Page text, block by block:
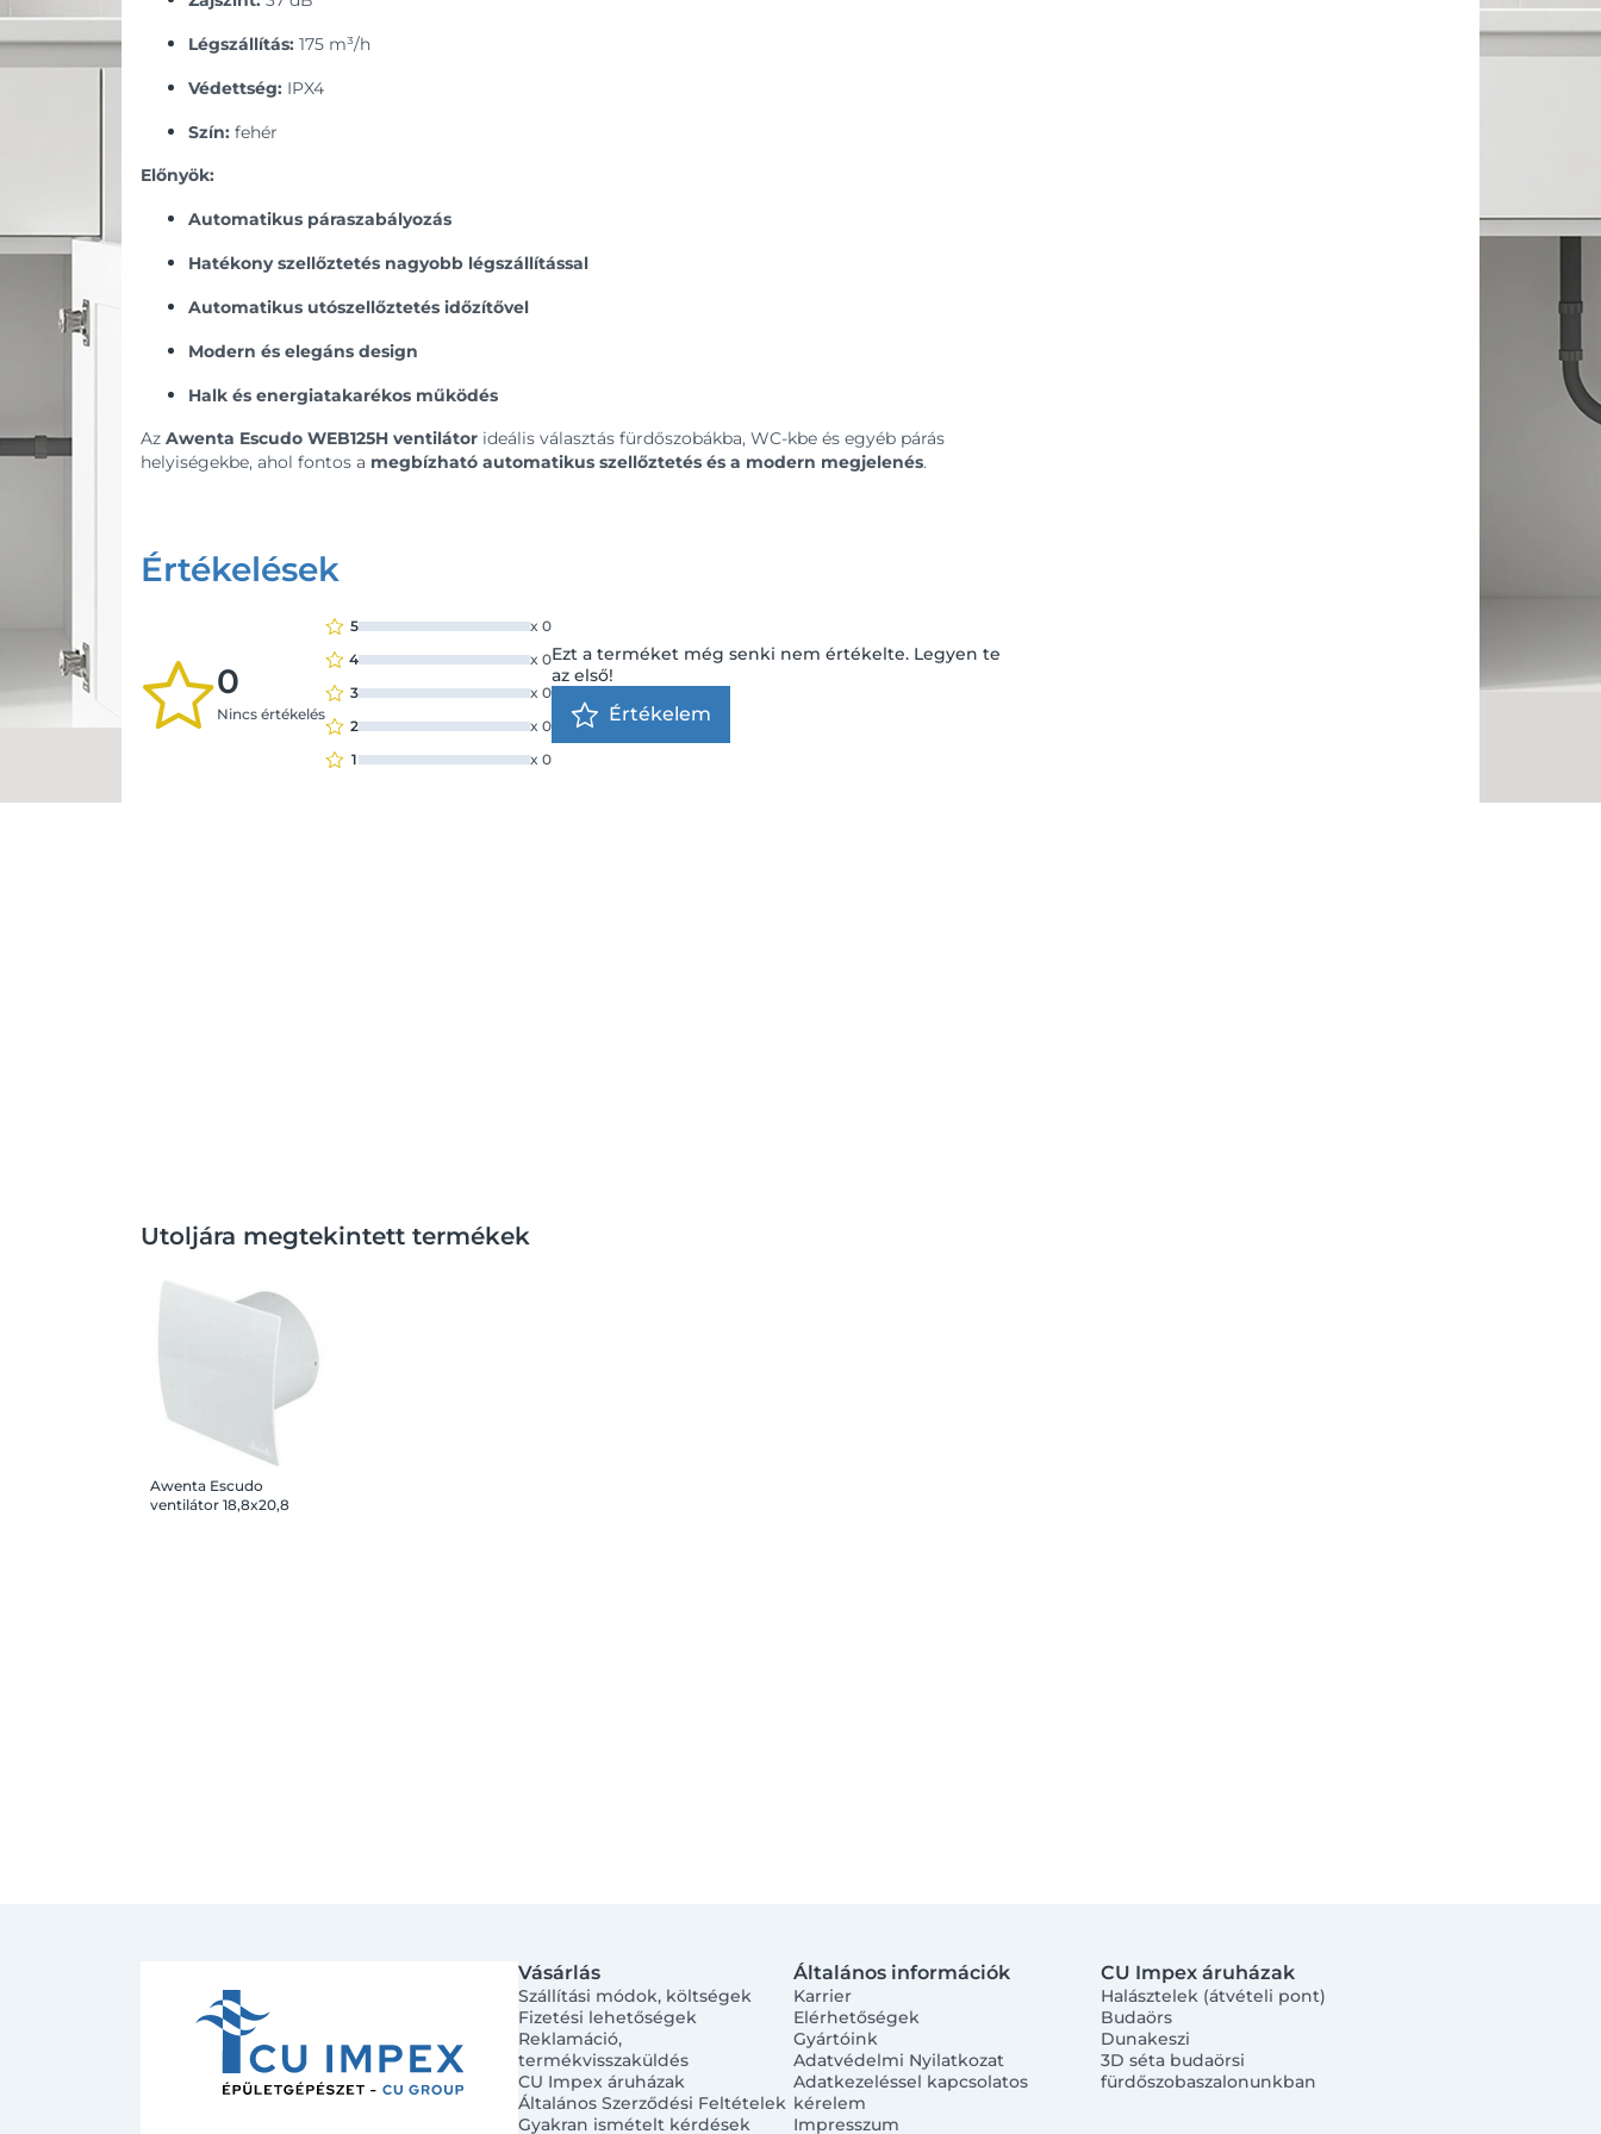
Légszállítás: 175 m³/h
Védettség: IPX4
Szín: fehér
Előnyök:
Automatikus páraszabályozás
Hatékony szellőztetés nagyobb légszállítással
Automatikus utószellőztetés időzítővel
Modern és elegáns design
Halk és energiatakarékos működés
Az Awenta Escudo WEB125H ventilátor ideális választás fürdőszobákba, WC-kbe és egyéb párás
helyiségekbe, ahol fontos a megbízható automatikus szellőztetés és a modern megjelenés.
Értékelések
0
Nincs értékelés
5 x 0
4
x 0
3
x 0
2
x 0
1
x 0
Ezt a terméket még senki nem értékelte. Legyen te
az első!
Értékelem
Utoljára megtekintett termékek
Awenta Escudo
ventilátor 18,8x20,8
Vásárlás
Szállítási módok, költségek
Fizetési lehetőségek
Reklamáció,
termékvisszaküldés
CU Impex áruházak
Általános Szerződési Feltételek
Gyakran ismételt kérdések
Általános információk
Karrier
Elérhetőségek
Gyártóink
Adatvédelmi Nyilatkozat
Adatkezeléssel kapcsolatos
kérelem
Impresszum
CU Impex áruházak
Halásztelek (átvételi pont)
Budaörs
Dunakeszi
3D séta budaörsi
fürdőszobaszalonunkban